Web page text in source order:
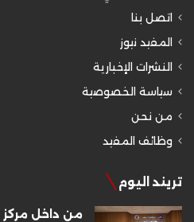
اتصل بنا
المفيد نيوز
النشرات الإخبارية
سياسة الخصوصية
من نحن
وظائف المفيد
تريند اليوم
من داخل